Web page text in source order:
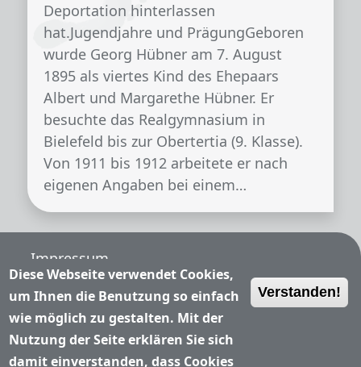
Deportation hinterlassen
hat.Jugendjahre und PrägungGeboren
wurde Georg Hübner am 7. August
1895 als viertes Kind des Ehepaars
Albert und Margarethe Hübner. Er
besuchte das Realgymnasium in
Bielefeld bis zur Obertertia (9. Klasse).
Von 1911 bis 1912 arbeitete er nach
eigenen Angaben bei einem…
Fußzeile
Impressum
Nutzungsbedingungen
Datenschutzerklärung
Diese Webseite verwendet Cookies,
um Ihnen die Benutzung so einfach
wie möglich zu gestalten. Mit der
Nutzung der Seite erklären Sie sich
damit einverstanden, dass Cookies
Verstanden!